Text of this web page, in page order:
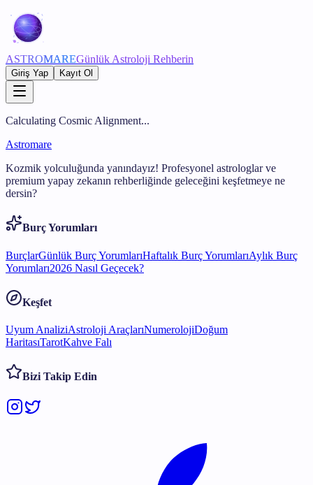
ASTROMAREGünlük Astroloji Rehberin
Giriş Yap Kayıt Ol
Calculating Cosmic Alignment...
Astromare
Kozmik yolculuğunda yanındayız! Profesyonel astrologlar ve
premium yapay zekanın rehberliğinde geleceğini keşfetmeye ne
dersin?
Burç Yorumları
BurçlarGünlük Burç YorumlarıHaftalık Burç YorumlarıAylık Burç
Yorumları2026 Nasıl Geçecek?
Keşfet
Uyum AnaliziAstroloji AraçlarıNumerolojiDoğum
HaritasıTarotKahve Falı
Bizi Takip Edin